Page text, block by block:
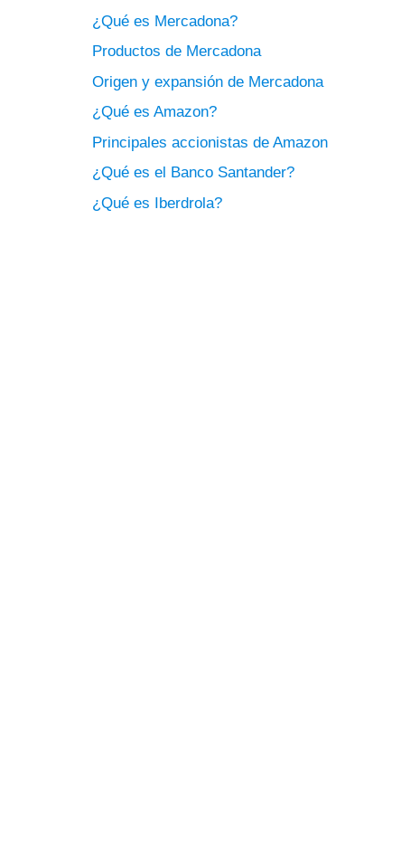
¿Qué es Mercadona?
Productos de Mercadona
Origen y expansión de Mercadona
¿Qué es Amazon?
Principales accionistas de Amazon
¿Qué es el Banco Santander?
¿Qué es Iberdrola?